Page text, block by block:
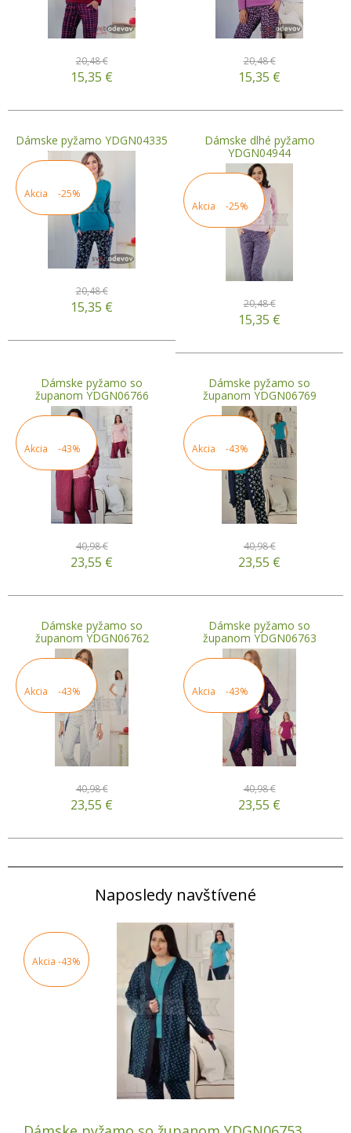
20,48 €
15,35 €
20,48 €
15,35 €
Dámske pyžamo YDGN04335
Akcia -25%
20,48 €
15,35 €
Dámske dlhé pyžamo
YDGN04944
Akcia -25%
20,48 €
15,35 €
Dámske pyžamo so
županom YDGN06766
Akcia -43%
40,98 €
23,55 €
Dámske pyžamo so
županom YDGN06769
Akcia -43%
40,98 €
23,55 €
Dámske pyžamo so
županom YDGN06762
Akcia -43%
40,98 €
23,55 €
Dámske pyžamo so
županom YDGN06763
Akcia -43%
40,98 €
23,55 €
Naposledy navštívené
Akcia -43%